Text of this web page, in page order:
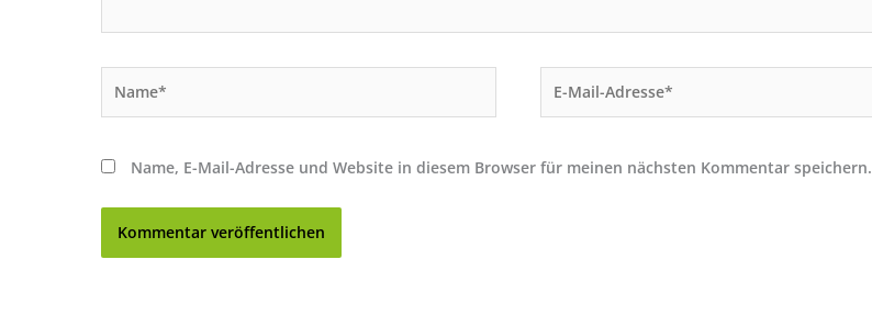
Mail-
Name, E-Mail-Adresse und Website in diesem Browser für meinen nächsten Kommentar speichern.